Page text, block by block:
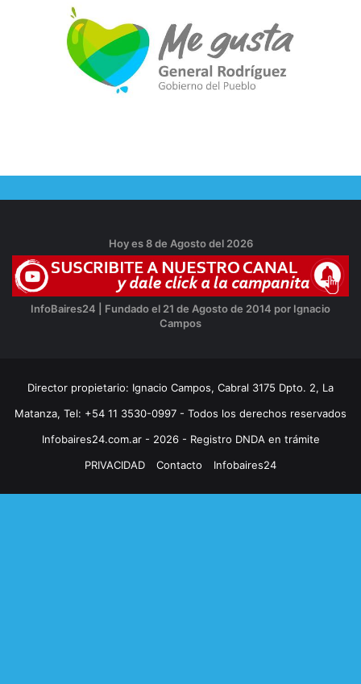
Hoy es 8 de Agosto del 2026
InfoBaires24 | Fundado el 21 de Agosto de 2014 por Ignacio
Campos
Director propietario: Ignacio Campos, Cabral 3175 Dpto. 2, La
Matanza, Tel: +54 11 3530-0997 - Todos los derechos reservados
Infobaires24.com.ar - 2026 - Registro DNDA en trámite
PRIVACIDAD
Contacto Infobaires24